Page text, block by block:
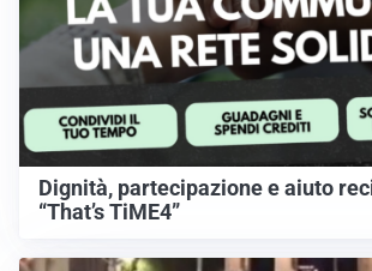
Dignità, partecipazione e aiuto
“That’s TiME4”